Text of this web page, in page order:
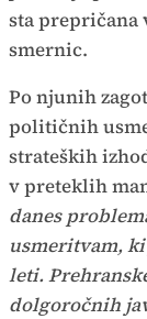
sta
smernic.
Po njunih
političnih
strateških
v preteklih
danes
usmeritvam,
leti.
dolgoročnih